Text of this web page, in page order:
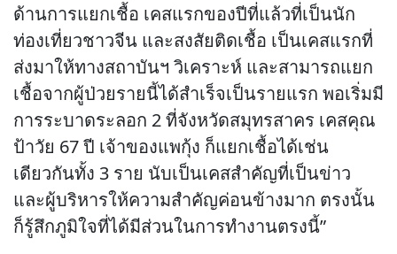
ด้านการแยกเชื้อ เคสแรกของปีที่แล้วที่เป็นนัก
ท่องเที่ยวชาวจีน และสงสัยติดเชื้อ เป็นเคสแรกที่
ส่งมาให้ทางสถาบันฯ วิเคราะห์ และสามารถแยก
เชื้อจากผู้ป่วยรายนี้ได้สำเร็จเป็นรายแรก พอเริ่มมี
การระบาดระลอก 2 ที่จังหวัดสมุทรสาคร เคสคุณ
ป้าวัย 67 ปี เจ้าของแพกุ้ง ก็แยกเชื้อได้เช่น
เดียวกันทั้ง 3 ราย นับเป็นเคสสำคัญที่เป็นข่าว
และผู้บริหารให้ความสำคัญค่อนข้างมาก ตรงนั้น
ก็รู้สึกภูมิใจที่ได้มีส่วนในการทำงานตรงนี้”